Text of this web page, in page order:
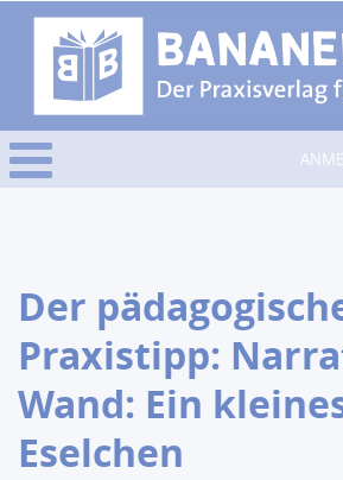
Der
Praxistipp:
Wand: Ein
Eselchen